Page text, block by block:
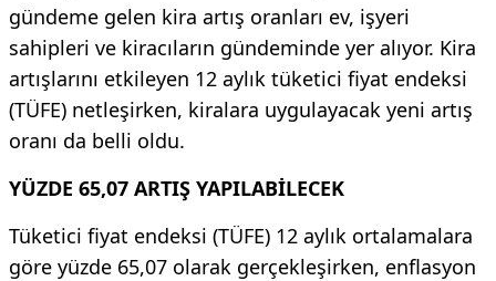
gündeme gelen kira artış oranları ev, işyeri
sahipleri ve kiracıların gündeminde yer alıyor. Kira
artışlarını etkileyen 12 aylık tüketici fiyat endeksi
(TÜFE) netleşirken, kiralara uygulayacak yeni artış
oranı da belli oldu.
YÜZDE 65,07 ARTIŞ YAPILABİLECEK
Tüketici fiyat endeksi (TÜFE) 12 aylık ortalamalara
göre yüzde 65,07 olarak gerçekleşirken, enflasyon